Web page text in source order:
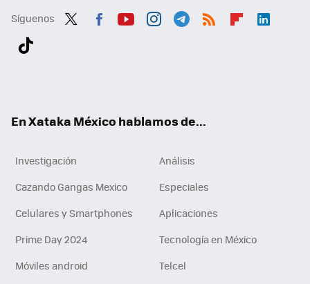
Síguenos
En Xataka México hablamos de...
Investigación
Análisis
Cazando Gangas Mexico
Especiales
Celulares y Smartphones
Aplicaciones
Prime Day 2024
Tecnología en México
Móviles android
Telcel